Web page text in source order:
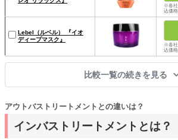
※各社
込価格
Lebel（ルベル） 『イオ
ディープマスク』
※各社
込価格
比較一覧の続きを見る
インバストリートメントとは？
アウトバストリートメントとの違いは？